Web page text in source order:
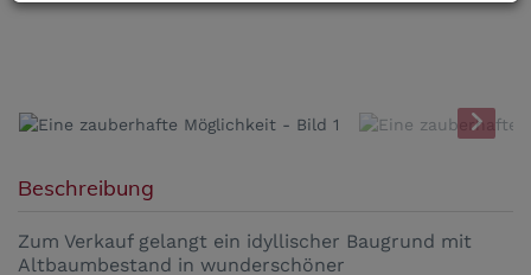
Beschreibung
Zum Verkauf gelangt ein idyllischer Baugrund mit
Altbaumbestand in wunderschöner